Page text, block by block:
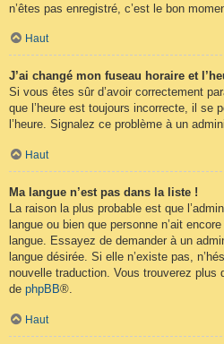
n’êtes pas enregistré, c’est le bon
Haut
J’ai changé mon fuseau horaire et
Si vous êtes sûr d’avoir correctement
que l’heure est toujours incorrecte, il se
l’heure. Signalez ce problème à un
Haut
Ma langue n’est pas dans la liste !
La raison la plus probable est que
langue ou bien que personne n’ait
langue. Essayez de demander à un
langue désirée. Si elle n’existe pas,
nouvelle traduction. Vous trouverez plus
de phpBB®.
Haut